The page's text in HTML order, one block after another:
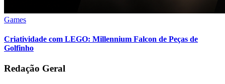
Games
Criatividade com LEGO: Millennium Falcon de Peças de
Golfinho
Redação Geral